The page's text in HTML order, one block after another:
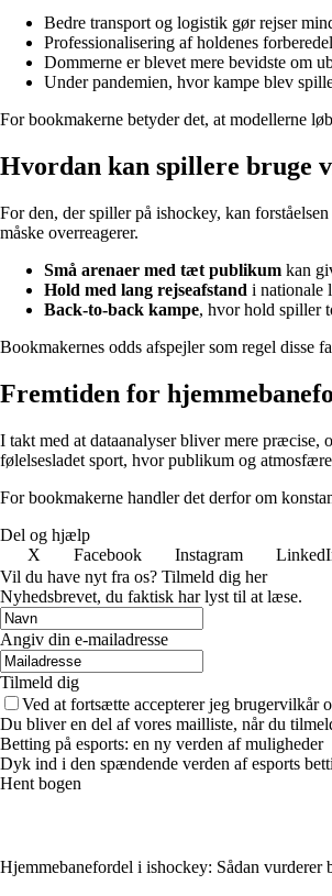
Bedre transport og logistik gør rejser
Professionalisering af holdenes
Dommerne er blevet mere bevidste om
Under pandemien, hvor kampe blev
For bookmakerne betyder det, at modellerne
Hvordan kan spillere bruge
For den, der spiller på ishockey, kan
måske overreagerer.
Små arenaer med tæt publikum kan
Hold med lang rejseafstand i nationale
Back-to-back kampe, hvor hold spiller
Bookmakernes odds afspejler som regel disse
Fremtiden for
I takt med at dataanalyser bliver mere
følelsesladet sport, hvor publikum og
For bookmakerne handler det derfor om
Del og hjælp
X
Facebook Instagram
Vil du have nyt fra os? Tilmeld dig her
Nyhedsbrevet, du faktisk har lyst til at læse.
Angiv din e-mailadresse
Tilmeld dig
Ved at fortsætte accepterer jeg brugervilkår
Du bliver en del af vores mailliste, når du
Betting på esports: en ny verden af muligheder
Dyk ind i den spændende verden af esports
Hent bogen
Hjemmebanefordel i ishockey: Sådan vurderer